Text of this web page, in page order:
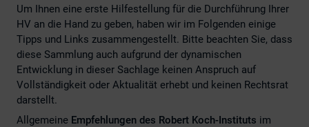
Um Ihnen eine erste Hilfestellung für die Durchführung Ihrer
HV an die Hand zu geben, haben wir im Folgenden einige
Tipps und Links zusammengestellt. Bitte beachten Sie, dass
diese Sammlung auch aufgrund der dynamischen
Entwicklung in dieser Sachlage keinen Anspruch auf
Vollständigkeit oder Aktualität erhebt und keinen Rechtsrat
darstellt.
Allgemeine Empfehlungen des Robert Koch-Instituts im